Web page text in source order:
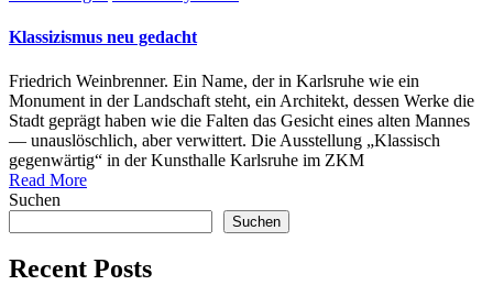
Klassizismus neu gedacht
Friedrich Weinbrenner. Ein Name, der in Karlsruhe wie ein
Monument in der Landschaft steht, ein Architekt, dessen Werke die
Stadt geprägt haben wie die Falten das Gesicht eines alten Mannes
— unauslöschlich, aber verwittert. Die Ausstellung „Klassisch
gegenwärtig“ in der Kunsthalle Karlsruhe im ZKM
Read More
Suchen
Suchen
Recent Posts